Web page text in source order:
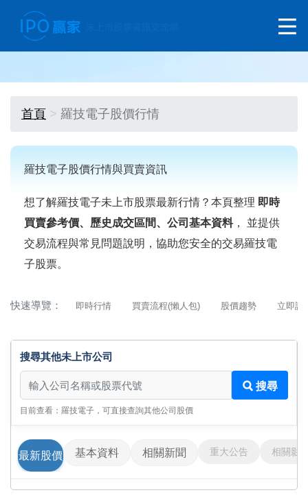
首頁 羅技電子股價行情
羅技電子股價行情與買賣資訊
想了解羅技電子未上市股票最新行情？本頁整理 即時
買賣參考價、歷史成交區間、公司基本資料， 並提供
交易流程與常見問題說明，協助您安全的交易羅技電
子股票。
快速導覽： 即時行情 買賣流程(懶人包) 股價趨勢 立即詢
搜尋其他未上市公司
搜尋其他未上市公司
搜尋
目前查看：羅技電子，可直接查詢其他公司股價
最新股價 基本資料 相關新聞 重大公告 相關影